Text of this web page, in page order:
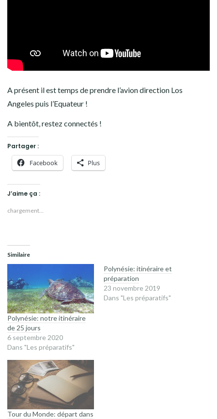
A présent il est temps de prendre l’avion direction Los
Angeles puis l’Equateur !
A bientôt, restez connectés !
Partager :
Facebook Plus
J’aime ça :
chargement…
Similaire
Polynésie: notre itinéraire
de 25 jours
6 septembre 2020
Dans "Les préparatifs"
Polynésie: itinéraire et
préparation
23 novembre 2019
Dans "Les préparatifs"
Tour du Monde: départ dans